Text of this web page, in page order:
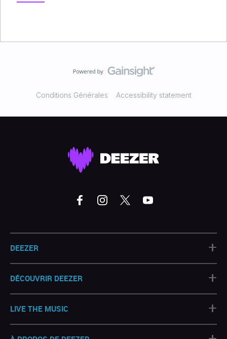
Conditions Générales Accessibility statement
DEEZER +
DÉCOUVRIR DEEZER +
LIVE THE MUSIC +